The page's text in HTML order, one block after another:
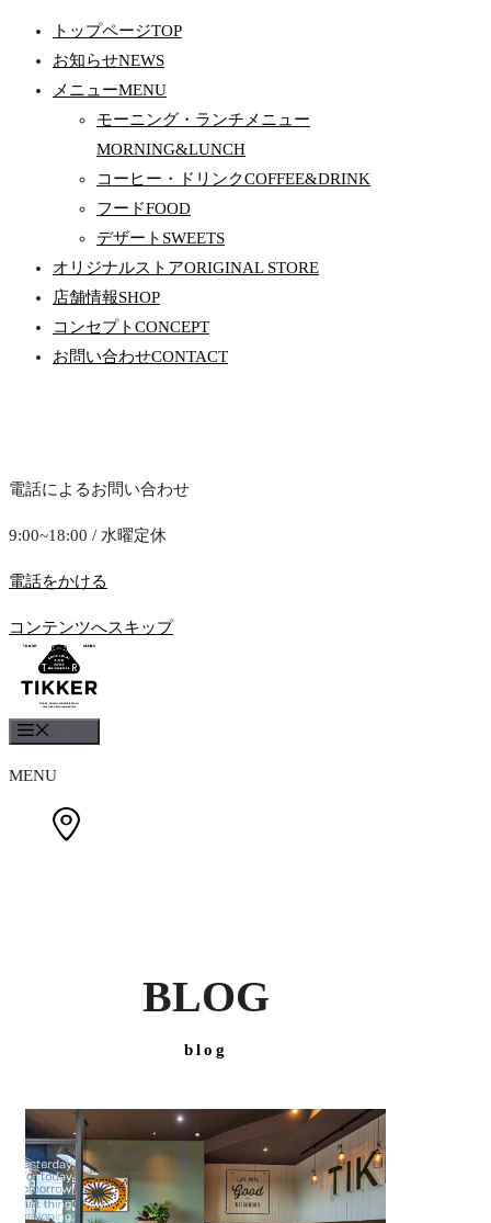
トップページTOP
お知らせNEWS
メニューMENU
モーニング・ランチメニュー
MORNING&LUNCH
コーヒー・ドリンクCOFFEE&DRINK
フードFOOD
デザート SWEETS
オリジナルストアORIGINAL STORE
店舗情報SHOP
コンセプトCONCEPT
お問い合わせCONTACT
電話によるお問い合わせ
9:00~18:00 / 水曜定休
電話をかける
コンテンツへスキップ
MENU
BLOG
blog